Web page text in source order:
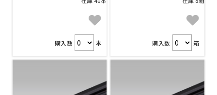
購入数 本 購入数 箱